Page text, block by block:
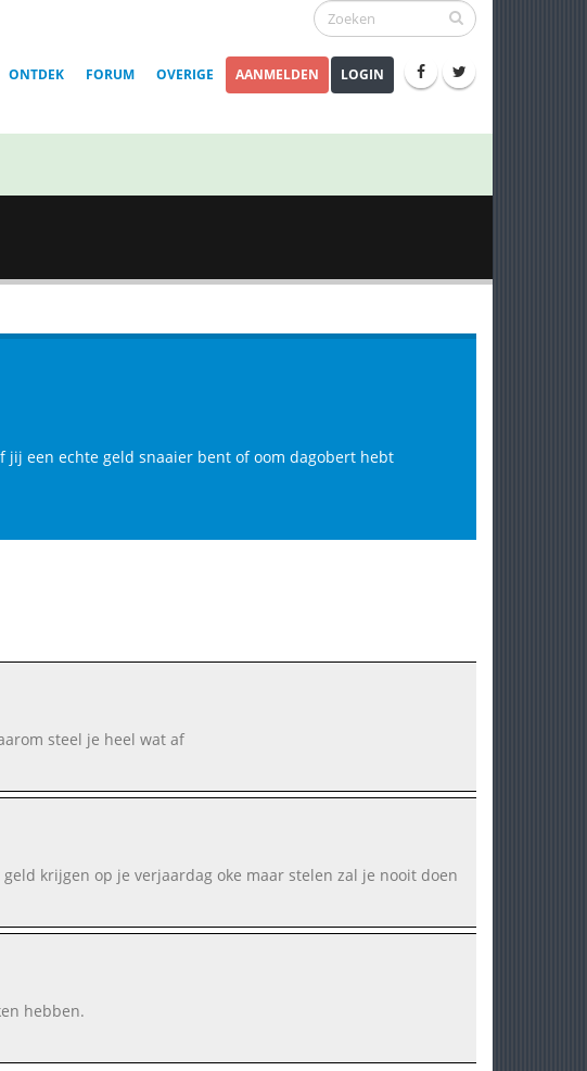
ONTDEK FORUM OVERIGE AANMELDEN LOGIN
een echte geld snaaier bent of oom dagobert hebt
steel je heel wat af
krijgen op je verjaardag oke maar stelen zal je nooit doen
hebben.